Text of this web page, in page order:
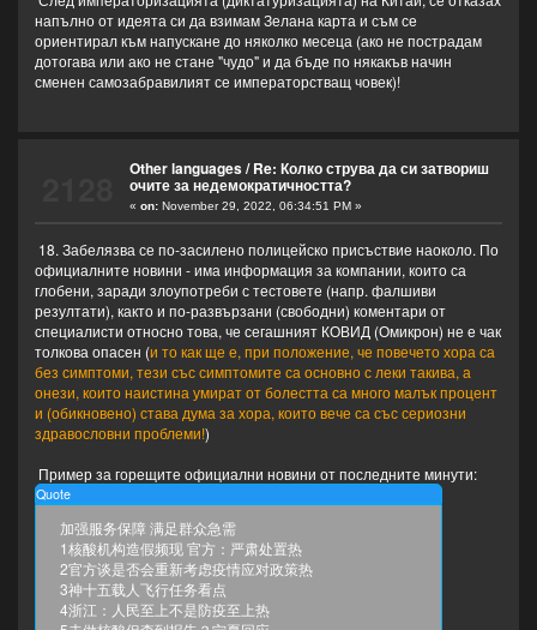
напълно от идеята си да взимам Зелана карта и съм се
ориентирал към напускане до няколко месеца (ако не пострадам
дотогава или ако не стане "чудо" и да бъде по някакъв начин
сменен самозабравилият се императорстващ човек)!
Other languages/Re: Колко струва да си затвориш
очите за недемократичността?
« on:November 29, 2022, 06:34:51 PM »
18. Забелязва се по-засилено полицейско присъствие наоколо. По
официалните новини - има информация за компании, които са
глобени, заради злоупотреби с тестовете (напр. фалшиви
резултати), както и по-развързани (свободни) коментари от
специалисти относно това, че сегашният КОВИД (Омикрон) не е чак
толкова опасен (и то как ще е, при положение, че повечето хора са
без симптоми, тези със симптомите са основно с леки такива, а
онези, които наистина умират от болестта са много малък процент
и (обикновено) става дума за хора, които вече са със сериозни
здравословни проблеми!)
Пример за горещите официални новини от последните минути:
Quote
加强服务保障 满足群众急需
1核酸机构造假频现 官方：严肃处置热
2官方谈是否会重新考虑疫情应对政策热
3神十五载人飞行任务看点
4浙江：人民至上不是防疫至上热